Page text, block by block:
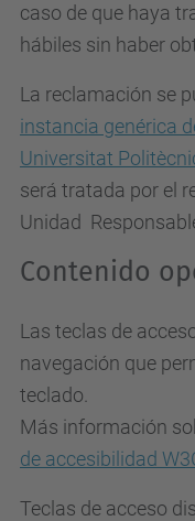
caso de que haya
hábiles sin haber
La reclamación se
instancia genérica
Universitat
será tratada por el
Unidad
Contenido
Las teclas de
navegación que
teclado.
Más información
de accesibilidad
Teclas de acceso